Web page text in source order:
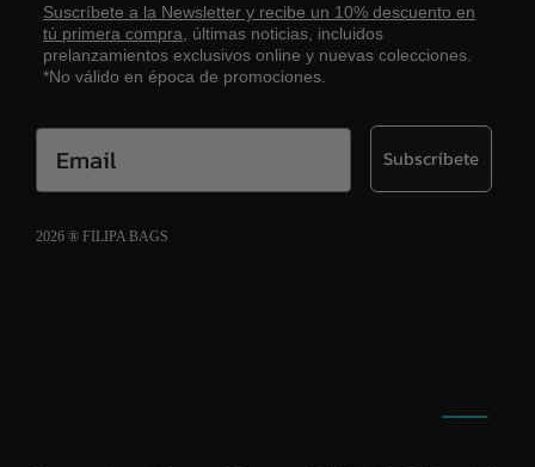
Suscríbete a la Newsletter y recibe un 10% descuento en
tú primera compra,
últimas noticias, incluidos
prelanzamientos exclusivos online y nuevas colecciones.
*No válido en época de promociones.
Email Subscríbete
2026 ® FILIPA BAGS